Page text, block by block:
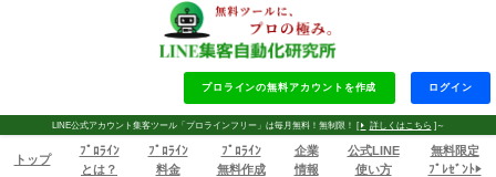
LINE公式アカウント集客ツール「プロラインフリー」は毎月無料！無制限！ [ 詳しくはこちら ]～
プロラインの無料アカウントを作成 ログイン
トップ
ﾌﾟﾛﾗｲﾝ
とは？
ﾌﾟﾛﾗｲﾝ
料金
ﾌﾟﾛﾗｲﾝ
無料作成
企業
情報
公式LINE
使い方
無料限定
ﾌﾟﾚｾﾞﾝﾄ▶